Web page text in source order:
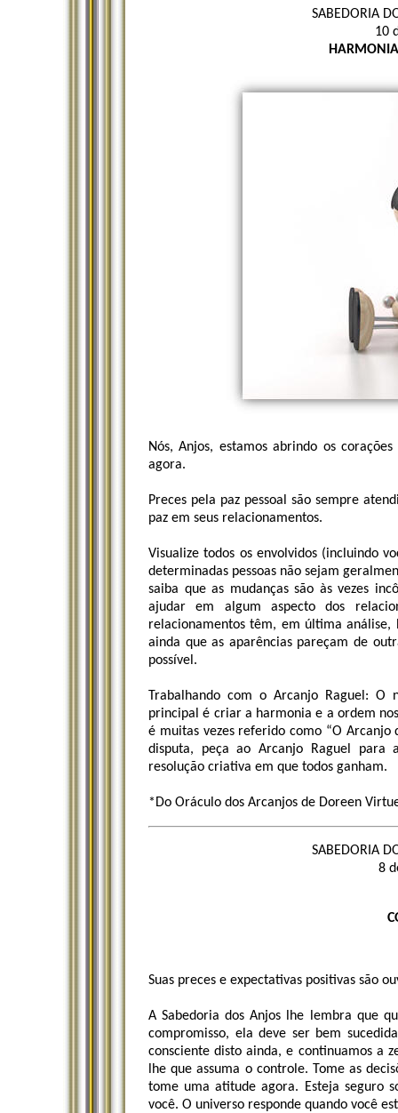
SABEDORIA
10
Nós, Anjos, estamos abrindo os
agora.
Preces pela paz pessoal são sempre
paz em seus relacionamentos.
Visualize todos os envolvidos (incluindo
determinadas pessoas não sejam
saiba que as mudanças são às vezes
ajudar em algum aspecto dos
relacionamentos têm, em última análise,
ainda que as aparências pareçam de
possível.
Trabalhando com o Arcanjo Raguel: O
principal é criar a harmonia e a ordem
é muitas vezes referido como “O Arcanjo
disputa, peça ao Arcanjo Raguel
resolução criativa em que todos ganham.
*Do Oráculo dos Arcanjos de Doreen
SABEDORIA
8
Suas preces e expectativas positivas são
A Sabedoria dos Anjos lhe lembra que
compromisso, ela deve ser bem
consciente disto ainda, e continuamos a
lhe que assuma o controle. Tome as
tome uma atitude agora. Esteja seguro
você. O universo responde quando você